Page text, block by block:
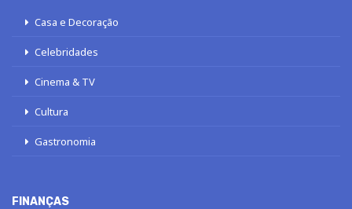
Casa e Decoração
Celebridades
Cinema & TV
Cultura
Gastronomia
FINANÇAS